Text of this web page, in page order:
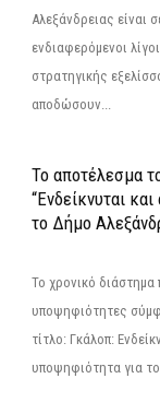
Αλεξάνδρειας είναι
ενδιαφερόμενοι
στρατηγικής
αποδώσουν...
Το αποτέλεσμα
“Ενδείκνυται
το Δήμο
Το χρονικό διάστημα
υποψηφιότητες
τίτλο: Γκάλοπ:
υποψηφιότητα για